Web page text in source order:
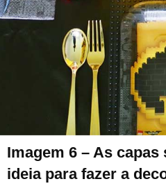
Imagem 6 – As
ideia para fazer a